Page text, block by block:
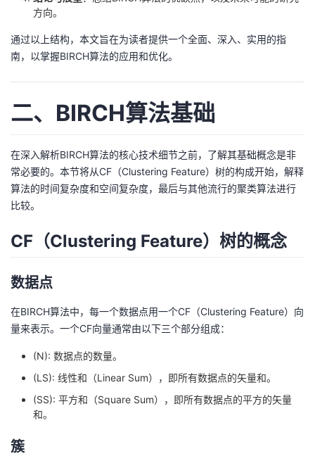
方向。
通过以上结构，本文旨在为读者提供一个全面、深入、实用的指
南，以掌握BIRCH算法的应用和优化。
二、BIRCH算法基础
在深入解析BIRCH算法的核心技术细节之前，了解其基础概念是非
常必要的。本节将从CF（Clustering Feature）树的构成开始，解释
算法的时间复杂度和空间复杂度，最后与其他流行的聚类算法进行
比较。
CF（Clustering Feature）树的概念
数据点
在BIRCH算法中，每一个数据点用一个CF（Clustering Feature）向
量来表示。一个CF向量通常由以下三个部分组成：
(N): 数据点的数量。
(LS): 线性和（Linear Sum），即所有数据点的矢量和。
(SS): 平方和（Square Sum），即所有数据点的平方的矢量
和。
簇